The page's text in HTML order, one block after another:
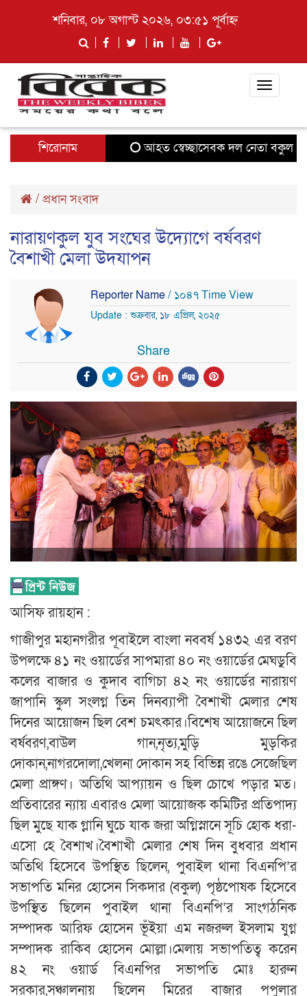
শনিবার, ০৮ অগাস্ট ২০২৬, ০৩:৫১ পূর্বাহ্ন
Toggle
শিরোনাম আহত স্বেচ্ছাসেবক দল নেতা বকুল
/ প্রধান সংবাদ
নারায়ণকুল যুব সংঘের উদ্যোগে বর্ষবরণ
বৈশাখী মেলা উদযাপন
Reporter Name/ ১০৪৭ Time View
Update : শুক্রবার, ১৮ এপ্রিল, ২০২৫
Share
আসিফ রায়হান :
গাজীপুর মহানগরীর পূবাইলে বাংলা নববর্ষ ১৪৩২ এর বরণ
উপলক্ষে ৪১ নং ওয়ার্ডের সাপমারা ৪০ নং ওয়ার্ডের মেঘডুবি
কলের বাজার ও কুদাব বাগিচা ৪২ নং ওয়ার্ডের নারায়ণ
জাপানি স্কুল সংলগ্ন তিন দিনব্যাপী বৈশাখী মেলার শেষ
দিনের আয়োজন ছিল বেশ চমৎকার।বিশেষ আয়োজনে ছিল
বর্ষবরণ,বাউল গান,নৃত্য,মুড়ি মুড়কির
দোকান,নাগরদোলা,খেলনা দোকান সহ বিভিন্ন রঙে সেজেছিল
মেলা প্রাঙ্গণ। অতিথি আপ্যায়ন ও ছিল চোখে পড়ার মত।
প্রতিবারের ন্যায় এবারও মেলা আয়োজক কমিটির প্রতিপাদ্য
ছিল মুছে যাক গ্লানি ঘুচে যাক জরা অগ্নিস্নানে সূচি হোক ধরা-
এসো হে বৈশাখ।বৈশাখী মেলার শেষ দিন বুধবার প্রধান
অতিথি হিসেবে উপস্থিত ছিলেন, পুবাইল থানা বিএনপি’র
সভাপতি মনির হোসেন সিকদার (বকুল) পৃষ্ঠপোষক হিসেবে
উপস্থিত ছিলেন পুবাইল থানা বিএনপি’র সাংগঠনিক
সম্পাদক আরিফ হোসেন ভূঁইয়া এম নজরুল ইসলাম যুগ্ন
সম্পাদক রাকিব হোসেন মোল্লা।মেলায় সভাপতিত্ব করেন
৪২ নং ওয়ার্ড বিএনপির সভাপতি মোঃ হারুন
সরকার,সঞ্চালনায় ছিলেন মিরের বাজার পপুলার